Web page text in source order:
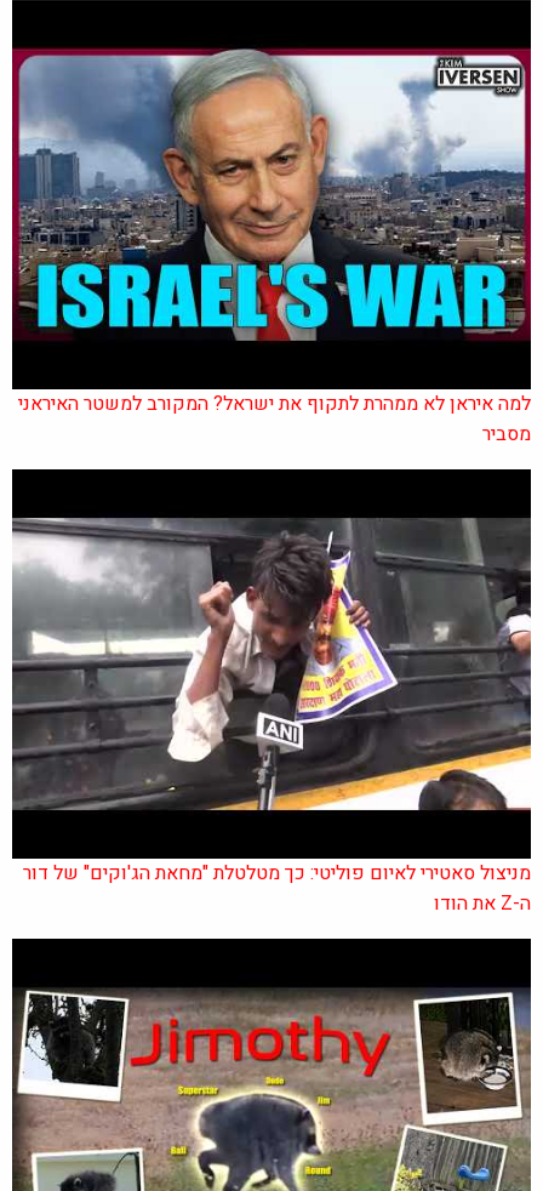
למה איראן לא ממהרת לתקוף את ישראל? המקורב למשטר האיראני
מסביר
מניצול סאטירי לאיום פוליטי: כך מטלטלת "מחאת הג'וקים" של דור
ה-Z את הודו